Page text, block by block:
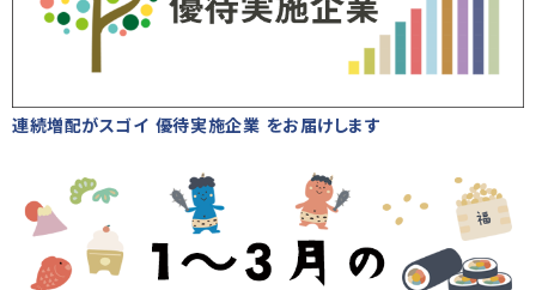
連続増配がスゴイ 優待実施企業 をお届けします